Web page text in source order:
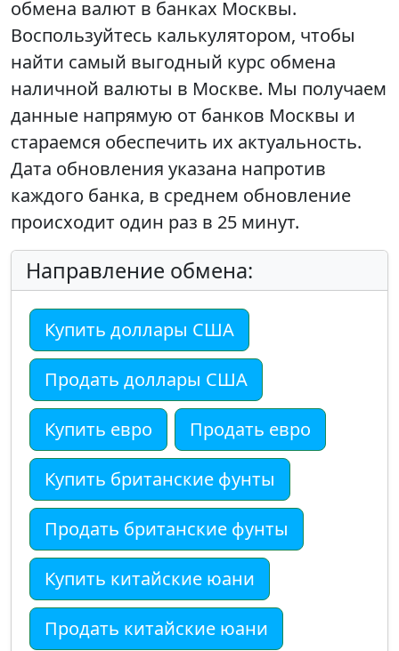
обмена валют в банках Москвы.
Воспользуйтесь калькулятором, чтобы
найти самый выгодный курс обмена
наличной валюты в Москве. Мы получаем
данные напрямую от банков Москвы и
стараемся обеспечить их актуальность.
Дата обновления указана напротив
каждого банка, в среднем обновление
происходит один раз в 25 минут.
Направление обмена:
Купить доллары США
Продать доллары США
Купить евро Продать евро
Купить британские фунты
Продать британские фунты
Купить китайские юани
Продать китайские юани